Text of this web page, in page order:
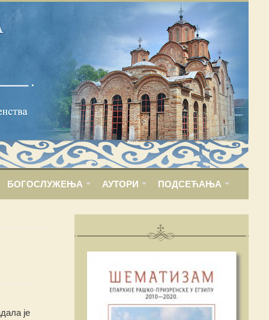
БОГОСЛУЖЕЊА АУТОРИ ПОДСЕЋАЊА
је